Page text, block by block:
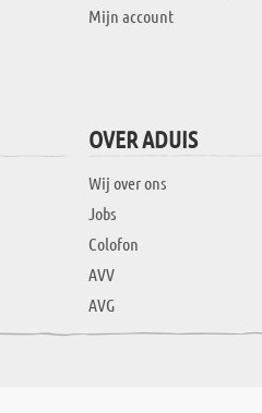
Mijn account
OVER ADUIS
Wij over ons
Jobs
Colofon
AVV
AVG